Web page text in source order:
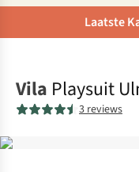
Laatste
Vila Playsuit
3 reviews